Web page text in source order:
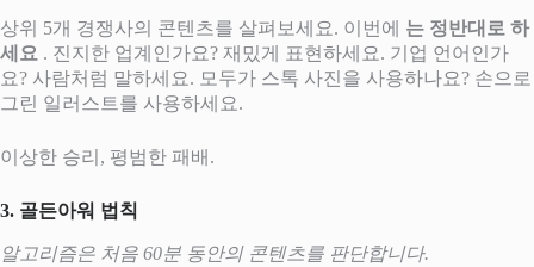
상위 5개 경쟁사의 콘텐츠를 살펴보세요. 이번에 는 정반대로 하
세요 . 진지한 업계인가요? 재밌게 표현하세요. 기업 언어인가
요? 사람처럼 말하세요. 모두가 스톡 사진을 사용하나요? 손으로
그린 ​​일러스트를 사용하세요.
이상한 승리, 평범한 패배.
3. 골든아워 법칙
알고리즘은 처음 60분 동안의 콘텐츠를 판단합니다.